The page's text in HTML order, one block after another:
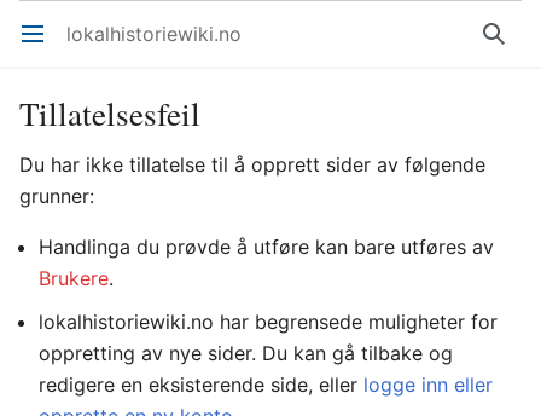
Åpne hovedmenyen lokalhistoriewiki.no Søk
Tillatelsesfeil
Du har ikke tillatelse til å opprett sider av følgende
grunner:
Handlinga du prøvde å utføre kan bare utføres av
Brukere.
lokalhistoriewiki.no har begrensede muligheter for
oppretting av nye sider. Du kan gå tilbake og
redigere en eksisterende side, eller logge inn eller